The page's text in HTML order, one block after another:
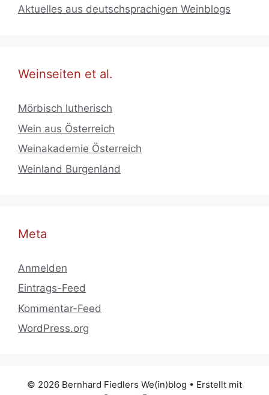
Aktuelles aus deutschsprachigen Weinblogs
Weinseiten et al.
Mörbisch lutherisch
Wein aus Österreich
Weinakademie Österreich
Weinland Burgenland
Meta
Anmelden
Eintrags-Feed
Kommentar-Feed
WordPress.org
© 2026 Bernhard Fiedlers We(in)blog • Erstellt mit